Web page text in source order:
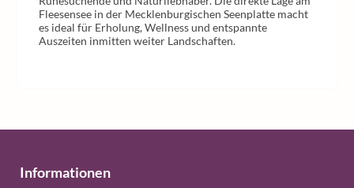
Fleesensee in der Mecklenburgischen Seenplatte macht
es ideal für Erholung, Wellness und entspannte
Auszeiten inmitten weiter Landschaften.
Informationen